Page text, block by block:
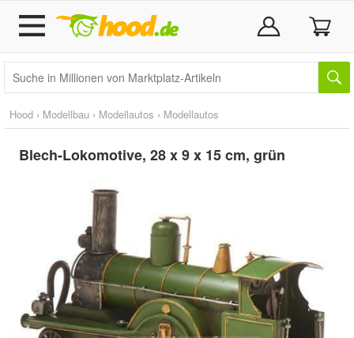
Hood › Modellbau › Modellautos › Modellautos
Blech-Lokomotive, 28 x 9 x 15 cm, grün